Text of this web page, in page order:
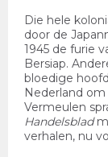
Die hele
door de
1945 de furie
Bersiap.
bloedige
Nederland
Vermeulen
Handelsblad
verhalen, nu